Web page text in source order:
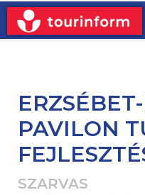
PAVILON
SZARVAS